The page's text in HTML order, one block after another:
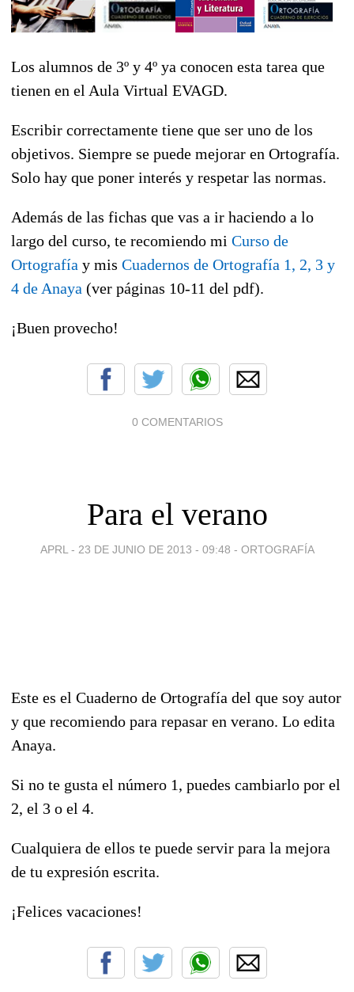
Los alumnos de 3º y 4º ya conocen esta tarea que
tienen en el Aula Virtual EVAGD.
Escribir correctamente tiene que ser uno de los
objetivos. Siempre se puede mejorar en Ortografía.
Solo hay que poner interés y respetar las normas.
Además de las fichas que vas a ir haciendo a lo
largo del curso, te recomiendo mi Curso de
Ortografía y mis Cuadernos de Ortografía 1, 2, 3 y
4 de Anaya (ver páginas 10-11 del pdf).
¡Buen provecho!
0 COMENTARIOS
Para el verano
APRL - 23 DE JUNIO DE 2013 - 09:48 - ORTOGRAFÍA
Este es el Cuaderno de Ortografía del que soy autor
y que recomiendo para repasar en verano. Lo edita
Anaya.
Si no te gusta el número 1, puedes cambiarlo por el
2, el 3 o el 4.
Cualquiera de ellos te puede servir para la mejora
de tu expresión escrita.
¡Felices vacaciones!